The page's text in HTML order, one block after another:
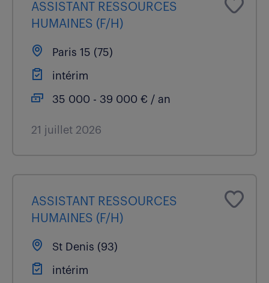
ASSISTANT RESSOURCES
HUMAINES (F/H)
Paris 15 (75)
intérim
35 000 - 39 000 € / an
21 juillet 2026
ASSISTANT RESSOURCES
HUMAINES (F/H)
St Denis (93)
intérim